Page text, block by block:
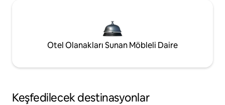
Otel Olanakları Sunan Möbleli Daire
Keşfedilecek destinasyonlar